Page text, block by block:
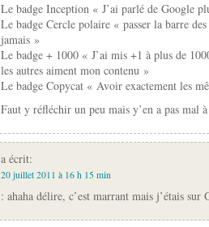
Le badge Inception « J’ai parlé de Google
Le badge Cercle polaire « passer la barre
jamais »
Le badge + 1000 « J’ai mis +1 à plus de
les autres aiment mon contenu »
Le badge Copycat « Avoir exactement les
Faut y réfléchir un peu mais y’en a pas mal
a écrit:
20 juillet 2011 à 16 h 15 min
: ahaha délire, c’est marrant mais j’étais